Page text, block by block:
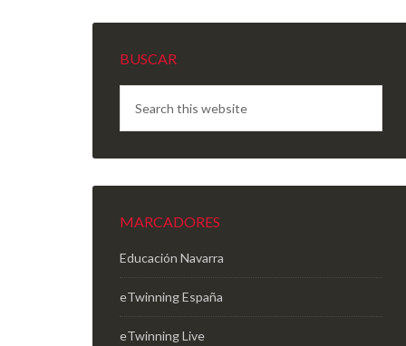
BUSCAR
MARCADORES
Educación Navarra
eTwinning España
eTwinning Live